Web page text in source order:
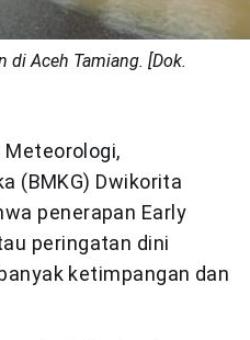
di Aceh Tamiang. [Dok.
Meteorologi,
(BMKG) Dwikorita
penerapan Early
peringatan dini
ketimpangan dan